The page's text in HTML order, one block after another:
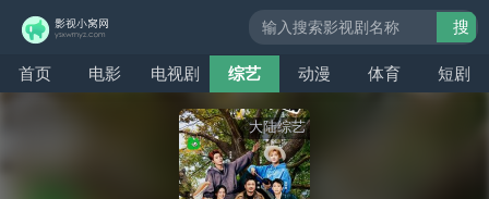
首页 电影 电视剧 综艺 动漫 体育 短剧
搜
大陆综艺